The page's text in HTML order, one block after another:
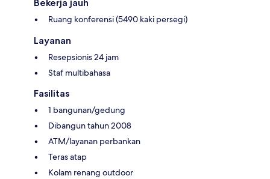
Bekerja jauh
Ruang konferensi (5490 kaki persegi)
Layanan
Resepsionis 24 jam
Staf multibahasa
Fasilitas
1 bangunan/gedung
Dibangun tahun 2008
ATM/layanan perbankan
Teras atap
Kolam renang outdoor